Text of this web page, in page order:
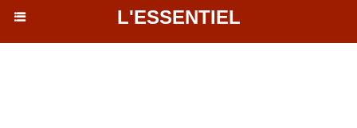
L'ESSENTIEL